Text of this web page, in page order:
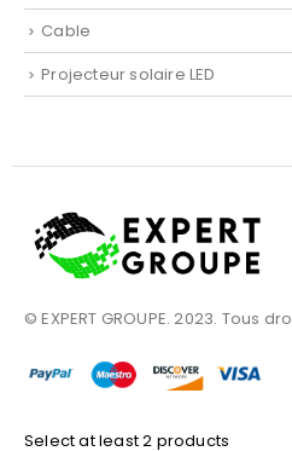
Cable
Projecteur solaire LED
© EXPERT GROUPE. 2023. Tous
Select at least 2 products